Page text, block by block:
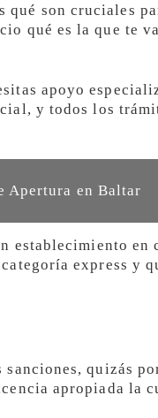
son cruciales
qué es la que te
apoyo
y todos los
Apertura en Baltar
establecimiento
express y
quizás
apropiada la